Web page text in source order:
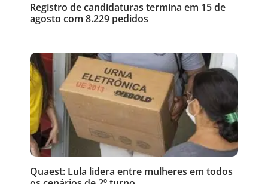
Registro de candidaturas termina em 15 de
agosto com 8.229 pedidos
Quaest: Lula lidera entre mulheres em todos